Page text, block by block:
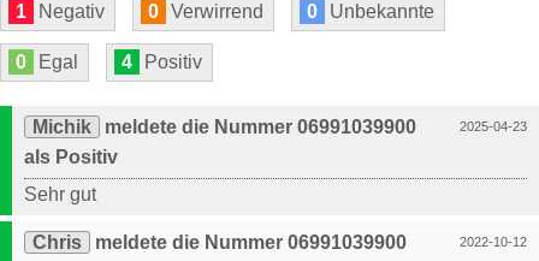
1 Negativ 0 Verwirrend 0 Unbekannte
0 Egal 4 Positiv
2025-04-23
Michik
meldete die Nummer 06991039900
als Positiv
Sehr gut
2022-10-12
Chris
meldete die Nummer 06991039900